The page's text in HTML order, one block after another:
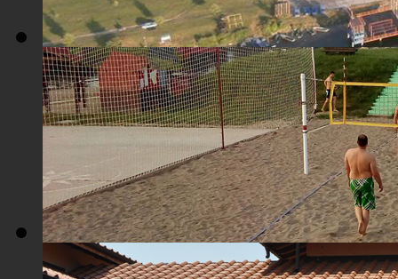
Плажа "Топољар" - Поглед из ваздуха
Плажа "Топољар" - Терени на песку